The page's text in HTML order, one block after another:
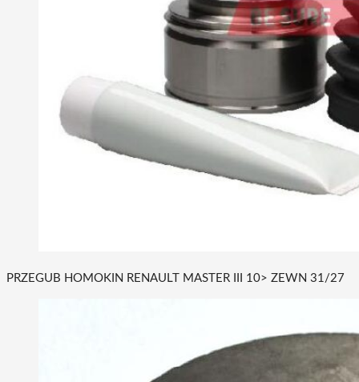
PRZEGUB HOMOKIN RENAULT MASTER III 10> ZEWN 31/27